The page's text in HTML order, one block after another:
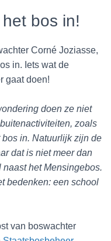
bos in!
Corné Joziasse,
in. Iets wat de
gaat doen!
doen ze niet
zoals
in. Natuurlijk zijn de
dat is niet meer dan
het Mensingebos.
bedenken: een school
van boswachter